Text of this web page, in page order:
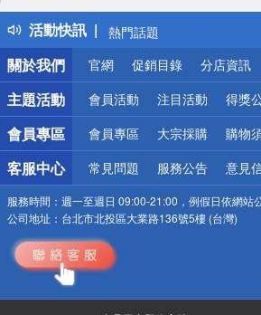
活動快訊
得獎公告
熱門話題
銀行優惠
偏遠地區配送
詐騙網頁！請小心！
關於我們
官網 促銷目錄 分店資訊
主題活動 會員活動 注目活動 得獎
會員專區 會員專區 大宗採購 購物
客服中心 常見問題 服務公告 意見
服務時間： 週一至週日 09:00-21:00，例假日依網站
公司地址： 台北市北投區大業路136號5樓 (台灣)